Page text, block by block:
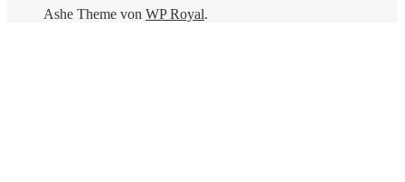
Ashe Theme von WP Royal.